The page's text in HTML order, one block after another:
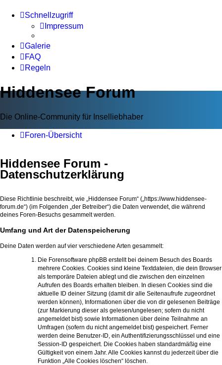
Schnellzugriff
Impressum
Galerie
FAQ
Regeln
Hiddensee Forum
Die Online-Community für Inselliebhaber
Foren-Übersicht
Hiddensee Forum -
Datenschutzerklärung
Diese Richtlinie beschreibt, wie „Hiddensee Forum“ („https://www.hiddensee-
forum.de“) (im Folgenden „der Betreiber“) die Daten verwendet, die während
deines Foren-Besuchs gesammelt werden.
Umfang und Art der Datenspeicherung
Deine Daten werden auf vier verschiedene Arten gesammelt:
Die Forensoftware phpBB erstellt bei deinem Besuch des Boards
mehrere Cookies. Cookies sind kleine Textdateien, die dein Browser
als temporäre Dateien ablegt und die zwischen den einzelnen
Aufrufen des Boards erhalten bleiben. In diesen Cookies sind die
aktuelle ID deiner Sitzung (damit dir alle Seitenaufrufe zugeordnet
werden können), Informationen über die von dir gelesenen Beiträge
(zur Markierung dieser als gelesen/ungelesen; sofern du nicht
angemeldet bist) sowie Informationen über deine Teilnahme an
Umfragen (sofern du nicht angemeldet bist) gespeichert. Ferner
werden deine Benutzer-ID, ein Authentifizierungsschlüssel und eine
Session-ID gespeichert. Die Cookies haben standardmäßig eine
Gültigkeit von einem Jahr. Alle Cookies kannst du jederzeit über die
Funktion „Alle Cookies löschen“ löschen.